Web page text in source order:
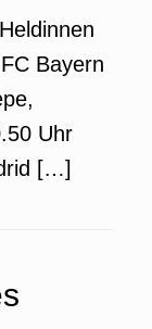
Bayern
Uhr
[…]